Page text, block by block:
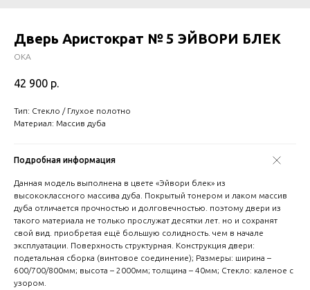
Дверь Аристократ № 5 ЭЙВОРИ БЛЕК
ОКА
42 900 р.
Тип: Стекло / Глухое полотно
Материал: Массив дуба
Подробная информация
Данная модель выполнена в цвете «Эйвори блек» из
высококлассного массива дуба. Покрытый тонером и лаком массив
дуба отличается прочностью и долговечностью. поэтому двери из
такого материала не только прослужат десятки лет. но и сохранят
свой вид. приобретая ещё большую солидность. чем в начале
эксплуатации. Поверхность структурная. Конструкция двери:
подетальная сборка (винтовое соединение); Размеры: ширина –
600/700/800мм; высота – 2000мм; толщина – 40мм; Стекло: каленое с
узором.